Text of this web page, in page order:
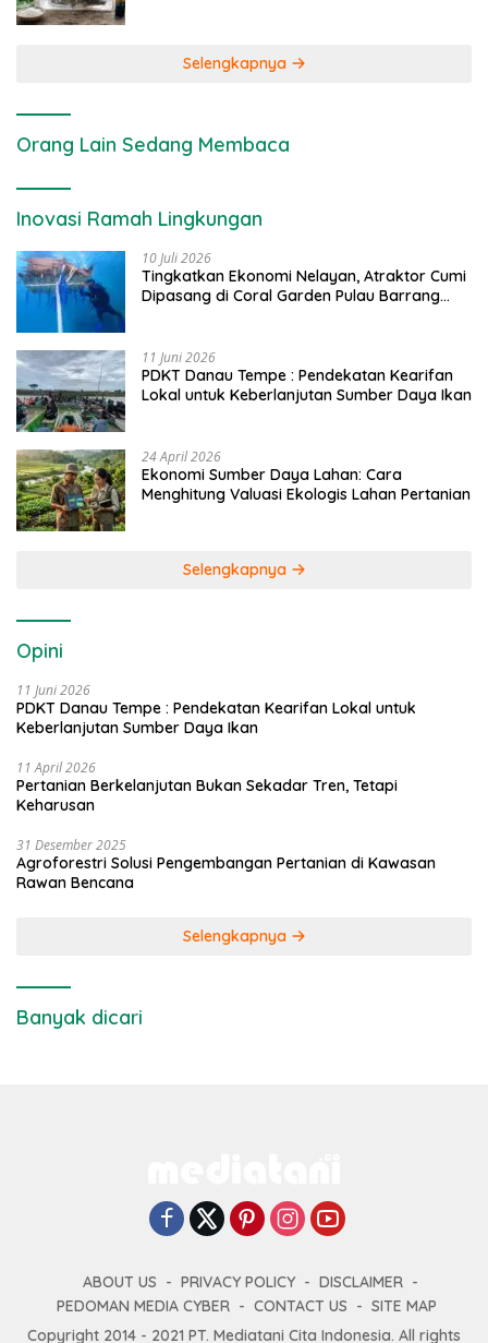
Selengkapnya
Orang Lain Sedang Membaca
Inovasi Ramah Lingkungan
10 Juli 2026
Tingkatkan Ekonomi Nelayan, Atraktor Cumi
Dipasang di Coral Garden Pulau Barrang
11 Juni 2026
PDKT Danau Tempe : Pendekatan Kearifan
Lokal untuk Keberlanjutan Sumber Daya Ikan
24 April 2026
Ekonomi Sumber Daya Lahan: Cara
Menghitung Valuasi Ekologis Lahan Pertanian
Selengkapnya
Opini
11 Juni 2026
PDKT Danau Tempe : Pendekatan Kearifan Lokal untuk
Keberlanjutan Sumber Daya Ikan
11 April 2026
Pertanian Berkelanjutan Bukan Sekadar Tren, Tetapi
Keharusan
31 Desember 2025
Agroforestri Solusi Pengembangan Pertanian di Kawasan
Rawan Bencana
Selengkapnya
Banyak dicari
ABOUT US PRIVACY POLICY
DISCLAIMER
PEDOMAN MEDIA CYBER
CONTACT US
SITE MAP
Copyright 2014 - 2021 PT. Mediatani Cita Indonesia. All rights